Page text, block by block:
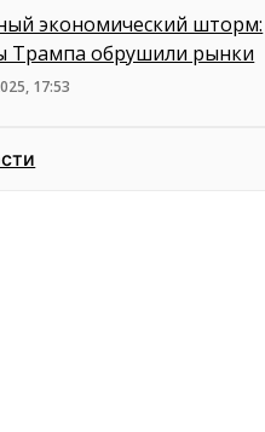
экономический шторм:
Трампа обрушили рынки
17:53